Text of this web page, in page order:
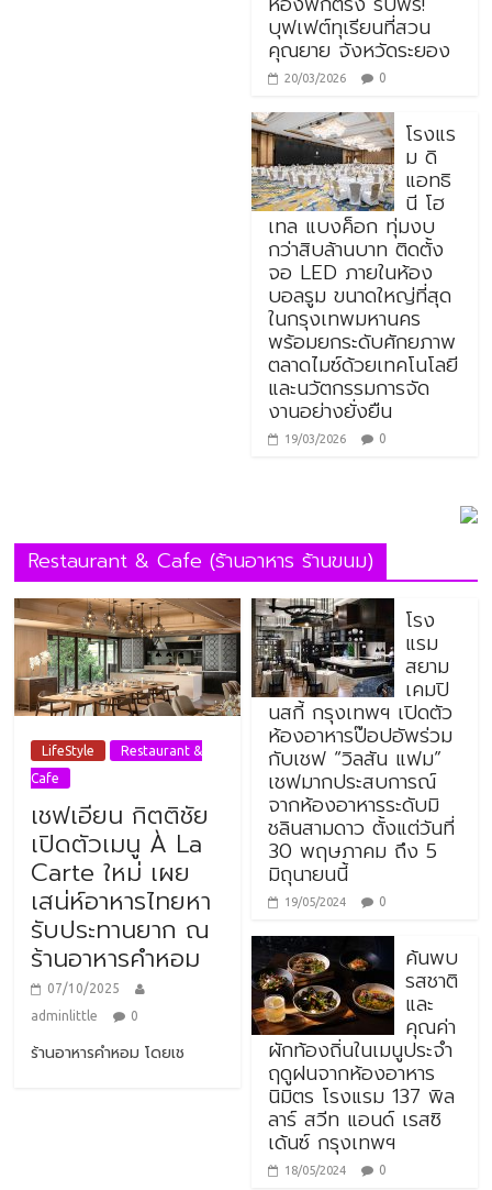
บุฟเฟต์ทุเรียนที่สวน
คุณยาย จังหวัดระยอง
20/03/2026 0
โรงแร
ม ดิ
แอทธิ
นี โฮ
เทล แบงค็อก ทุ่มงบ
กว่าสิบล้านบาท ติดตั้ง
จอ LED ภายในห้อง
บอลรูม ขนาดใหญ่ที่สุด
ในกรุงเทพมหานคร
พร้อมยกระดับศักยภาพ
ตลาดไมซ์ด้วยเทคโนโลยี
และนวัตกรรมการจัด
งานอย่างยั่งยืน
19/03/2026 0
Restaurant & Cafe (ร้านอาหาร ร้านขนม)
LifeStyle
Restaurant &
Cafe
เชฟเอียน กิตติชัย
เปิดตัวเมนู À La
Carte ใหม่ เผย
เสน่ห์อาหารไทยหา
รับประทานยาก ณ
ร้านอาหารคำหอม
07/10/2025
adminlittle
0
ร้านอาหารคำหอม โดยเช
โรง
แรม
สยาม
เคมปิ
นสกี้ กรุงเทพฯ เปิดตัว
ห้องอาหารป๊อปอัพร่วม
กับเชฟ “วิลสัน แฟม”
เชฟมากประสบการณ์
จากห้องอาหารระดับมิ
ชลินสามดาว ตั้งแต่วันที่
30 พฤษภาคม ถึง 5
มิถุนายนนี้
19/05/2024 0
ค้นพบ
รสชาติ
และ
คุณค่า
ผักท้องถิ่นในเมนูประจำ
ฤดูฝนจากห้องอาหาร
นิมิตร โรงแรม 137 พิล
ลาร์ สวีท แอนด์ เรสซิ
เด้นซ์ กรุงเทพฯ
18/05/2024 0